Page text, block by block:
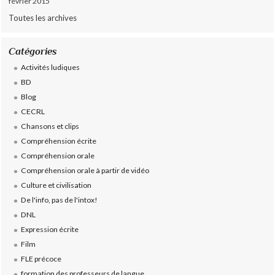
Toutes les archives
Catégories
Activités ludiques
BD
Blog
CECRL
Chansons et clips
Compréhension écrite
Compréhension orale
Compréhension orale à partir de vidéo
Culture et civilisation
De l'info, pas de l'intox!
DNL
Expression écrite
Film
FLE précoce